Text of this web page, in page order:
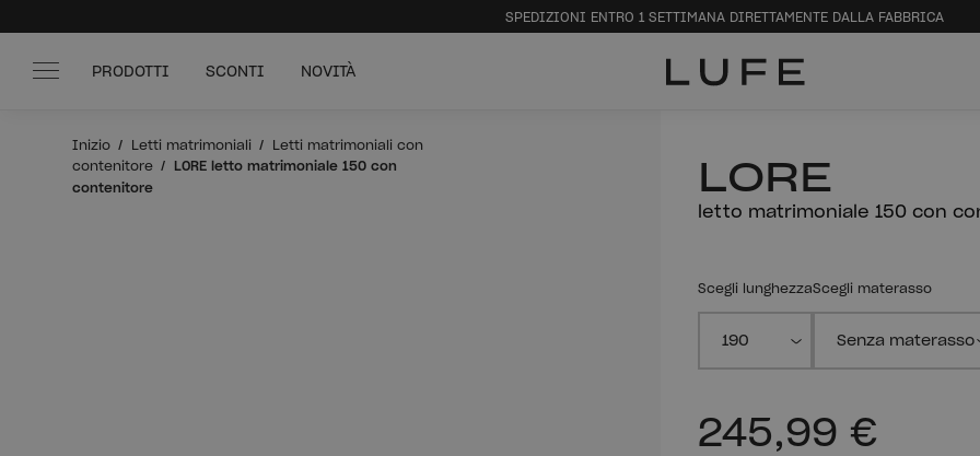
SPEDIZIONI ENTRO 1 SETTIMANA DIRETTAMENTE DALLA FABBRICA
PRODOTTI SCONTI NOVITÀ
Inizio Letti matrimoniali
Letti matrimoniali con
contenitore
LORE letto matrimoniale 150 con
contenitore
LORE
letto matrimoniale 150 con
Scegli lunghezzaScegli materasso
245,99 €